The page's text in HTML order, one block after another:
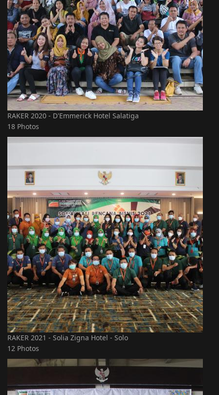
RAKER 2020 - D'Emmerick Hotel Salatiga
18 Photos
RAKER 2021 - Solia Zigna Hotel - Solo
12 Photos